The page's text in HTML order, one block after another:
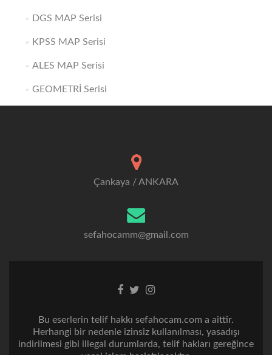
DGS MAP Serisi
KPSS MAP Serisi
ALES MAP Serisi
GEOMETRİ Serisi
Çankaya / ANKARA
sefahocamm@gmail.com
Facebook
TwitterInstagram
Bu eserlerin telif hakkı sefahocam.com a aittir.
Herhangi bir nedenle izinsiz kullanılması, yasadışı
indirilmesi gibi illegal durumlarda, telif hakları gereğince